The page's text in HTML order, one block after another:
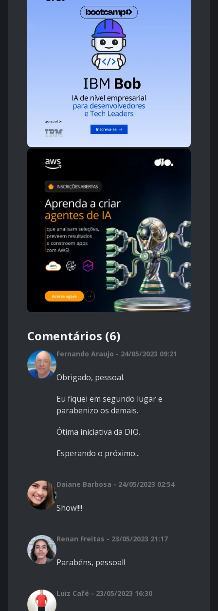
Comentários (6)
Fernando Araujo - 24/05/2023 09:21
Obrigado, pessoal.
Eu fiquei em segundo lugar e
parabenizo os demais.
Ótima iniciativa da DIO.
Esperando o próximo...
Daiane Barbosa - 24/05/2023 02:54
Show!!!!
Renan Freitas - 23/05/2023 21:17
Parabéns, pessoal!
Luiz Café - 23/05/2023 16:30